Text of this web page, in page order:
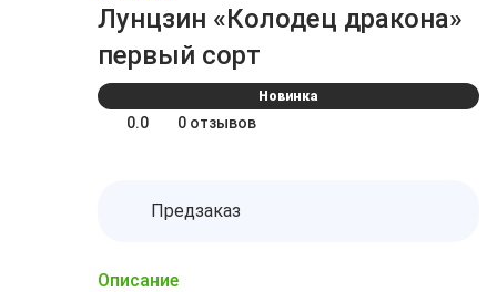
Лунцзин «Колодец дракона»
первый сорт
Новинка
0.0 0 отзывов
Предзаказ
Описание